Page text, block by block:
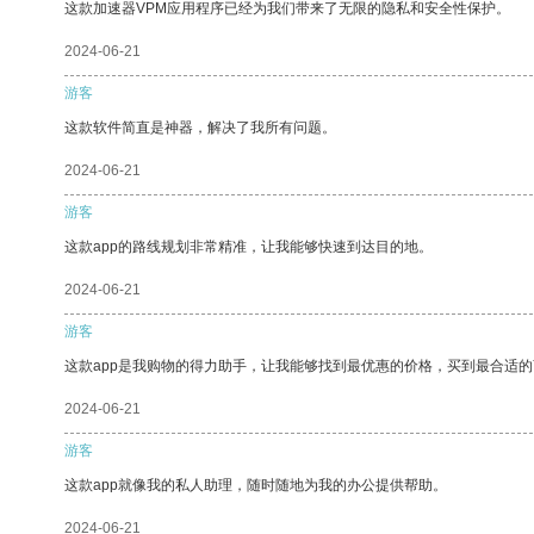
这款加速器VPM应用程序已经为我们带来了无限的隐私和安全性保护。
2024-06-21
游客
这款软件简直是神器，解决了我所有问题。
2024-06-21
游客
这款app的路线规划非常精准，让我能够快速到达目的地。
2024-06-21
游客
这款app是我购物的得力助手，让我能够找到最优惠的价格，买到最合适
2024-06-21
游客
这款app就像我的私人助理，随时随地为我的办公提供帮助。
2024-06-21